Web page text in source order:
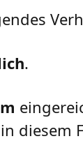
.
diesem